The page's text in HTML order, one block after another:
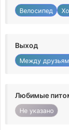
Велосипед
Выход
Между
Любимые
Не указано